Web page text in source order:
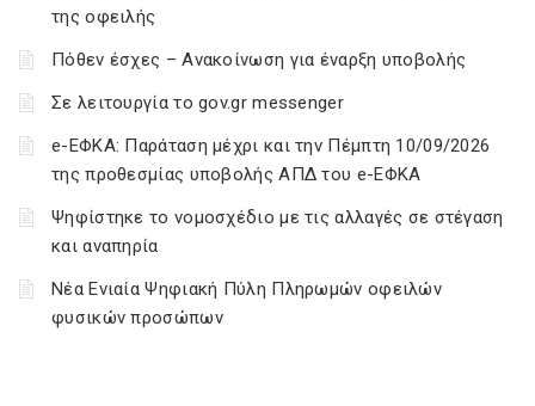
της οφειλής
Πόθεν έσχες – Ανακοίνωση για έναρξη υποβολής
Σε λειτουργία το gov.gr messenger
e-ΕΦΚΑ: Παράταση μέχρι και την Πέμπτη 10/09/2026
της προθεσμίας υποβολής ΑΠΔ του e-ΕΦΚΑ
Ψηφίστηκε το νομοσχέδιο με τις αλλαγές σε στέγαση
και αναπηρία
Νέα Ενιαία Ψηφιακή Πύλη Πληρωμών οφειλών
φυσικών προσώπων